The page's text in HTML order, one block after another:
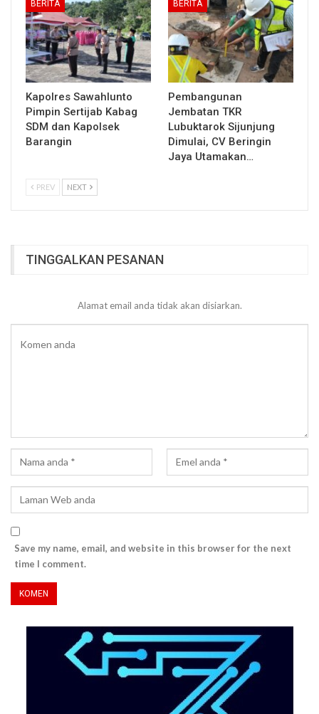
BERITA
Kapolres Sawahlunto
Pimpin Sertijab Kabag
SDM dan Kapolsek
Barangin
BERITA
Pembangunan
Jembatan TKR
Lubuktarok Sijunjung
Dimulai, CV Beringin
Jaya Utamakan…
PREV NEXT
TINGGALKAN PESANAN
Alamat email anda tidak akan disiarkan.
Save my name, email, and website in this browser for the next
time I comment.